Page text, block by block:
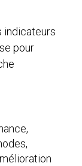
indicateurs
pour